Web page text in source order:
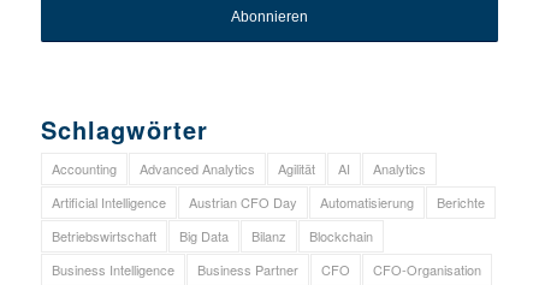
Schlagwörter
Accounting Advanced Analytics Agilität AI
Analytics
Artificial Intelligence
Austrian CFO Day Automatisierung
Berichte
Betriebswirtschaft
Big Data Bilanz
Blockchain
Business Intelligence
Business Partner CFO
CFO-Organisation